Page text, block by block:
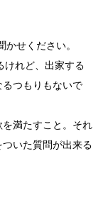
せください。
けれど、出家する
つもりもないで
満たすこと。それ
いた質問が出来る